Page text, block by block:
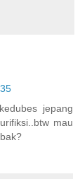
jepang
mau